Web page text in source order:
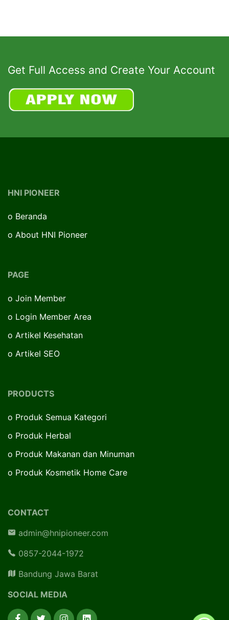
Get Full Access and Create Your Account
HNI PIONEER
o Beranda
o About HNI Pioneer
PAGE
o Join Member
o Login Member Area
o Artikel Kesehatan
o Artikel SEO
PRODUCTS
o Produk Semua Kategori
o Produk Herbal
o Produk Makanan dan Minuman
o Produk Kosmetik Home Care
CONTACT
admin@hnipioneer.com
0857-2044-1972
Bandung Jawa Barat
SOCIAL MEDIA